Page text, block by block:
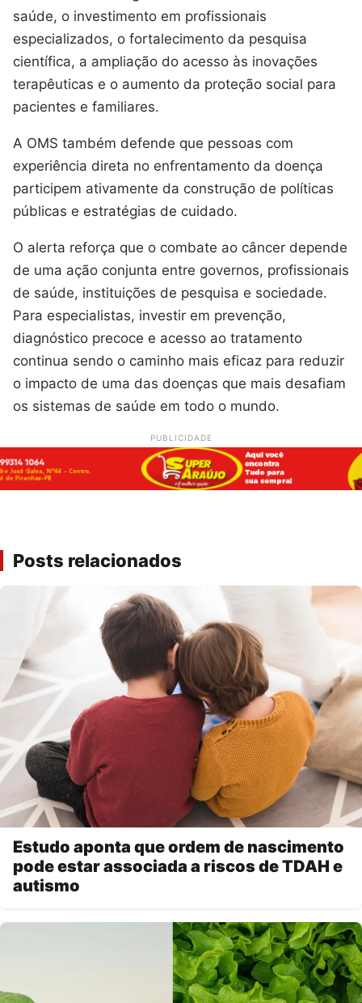
saúde, o investimento em profissionais
especializados, o fortalecimento da pesquisa
científica, a ampliação do acesso às inovações
terapêuticas e o aumento da proteção social para
pacientes e familiares.
A OMS também defende que pessoas com
experiência direta no enfrentamento da doença
participem ativamente da construção de políticas
públicas e estratégias de cuidado.
O alerta reforça que o combate ao câncer depende
de uma ação conjunta entre governos, profissionais
de saúde, instituições de pesquisa e sociedade.
Para especialistas, investir em prevenção,
diagnóstico precoce e acesso ao tratamento
continua sendo o caminho mais eficaz para reduzir
o impacto de uma das doenças que mais desafiam
os sistemas de saúde em todo o mundo.
PUBLICIDADE
Posts relacionados
Estudo aponta que ordem de nascimento
pode estar associada a riscos de TDAH e
autismo